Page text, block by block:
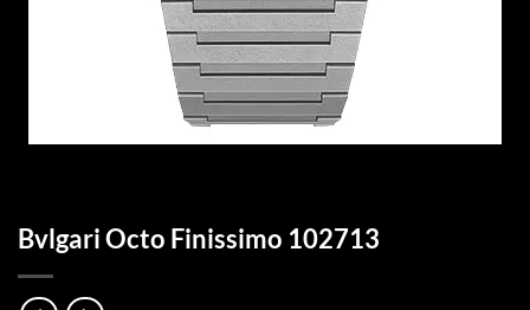
Bvlgari Octo Finissimo 102713